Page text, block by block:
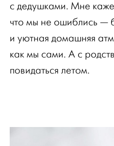
с дедушками. Мне
что мы не ошиблись —
и уютная домашняя
как мы сами. А с
повидаться летом.